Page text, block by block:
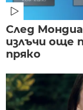
След
излъчи още
пряко